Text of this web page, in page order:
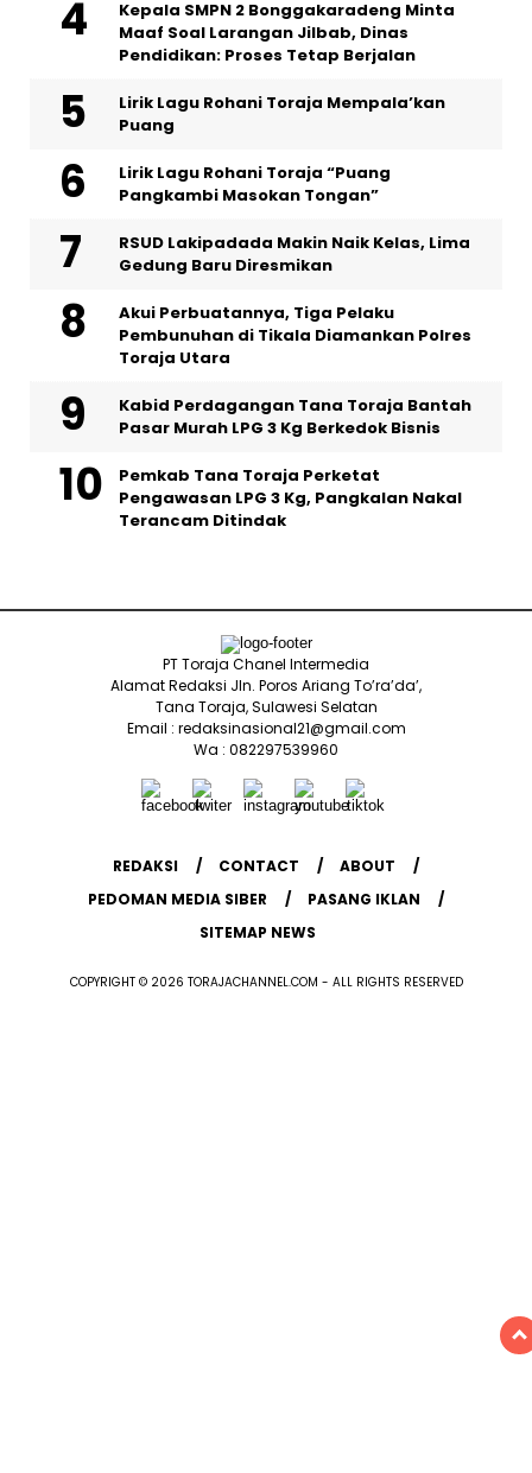
Kepala SMPN 2 Bonggakaradeng Minta
Maaf Soal Larangan Jilbab, Dinas
Pendidikan: Proses Tetap Berjalan
Lirik Lagu Rohani Toraja Mempala’kan
Puang
Lirik Lagu Rohani Toraja “Puang
Pangkambi Masokan Tongan”
RSUD Lakipadada Makin Naik Kelas, Lima
Gedung Baru Diresmikan
Akui Perbuatannya, Tiga Pelaku
Pembunuhan di Tikala Diamankan Polres
Toraja Utara
Kabid Perdagangan Tana Toraja Bantah
Pasar Murah LPG 3 Kg Berkedok Bisnis
Pemkab Tana Toraja Perketat
Pengawasan LPG 3 Kg, Pangkalan Nakal
Terancam Ditindak
PT Toraja Chanel Intermedia
Alamat Redaksi Jln. Poros Ariang To’ra’da’,
Tana Toraja, Sulawesi Selatan
Email : redaksinasional21@gmail.com
Wa : 082297539960
REDAKSI CONTACT
ABOUT
PEDOMAN MEDIA SIBER
PASANG IKLAN
SITEMAP NEWS
COPYRIGHT © 2026 TORAJACHANNEL.COM - ALL RIGHTS RESERVED